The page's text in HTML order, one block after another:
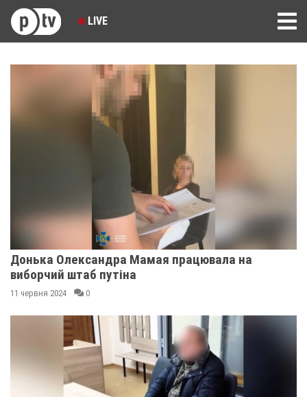
LIVE
Донька Олександра Мамая працювала на
виборчий штаб путіна
11 червня 2024 0